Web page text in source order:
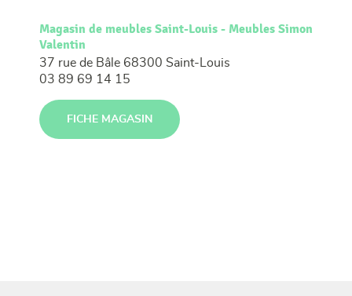
Magasin de meubles Saint-Louis - Meubles Simon
Valentin
37 rue de Bâle 68300 Saint-Louis
03 89 69 14 15
FICHE MAGASIN